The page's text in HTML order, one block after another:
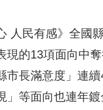
人民有感》全國
現的13項面向中
市長滿意度」連
」等面向也連年